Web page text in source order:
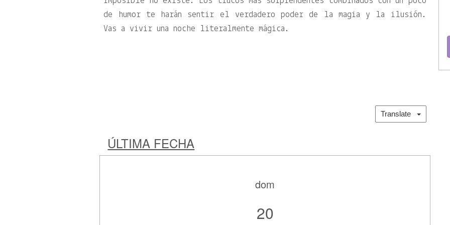
de humor te harán sentir el verdadero poder de la magia y la ilusión.
Vas a vivir una noche literalmente mágica.
Translate
ÚLTIMA FECHA
dom
20